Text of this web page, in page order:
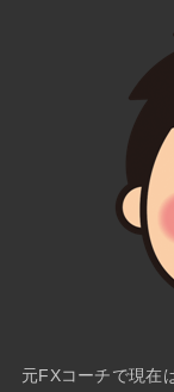
元FXコーチで現在